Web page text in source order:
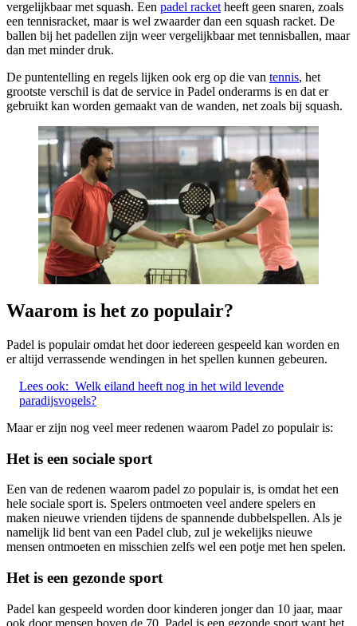
vergelijkbaar met squash. Een padel racket heeft geen snaren, zoals
een tennisracket, maar is wel zwaarder dan een squash racket. De
ballen bij het padellen zijn weer vergelijkbaar met tennisballen, maar
dan met minder druk.
De puntentelling en regels lijken ook erg op die van tennis, het
grootste verschil is dat de service in Padel onderarms is en dat er
gebruikt kan worden gemaakt van de wanden, net zoals bij squash.
Waarom is het zo populair?
Padel is populair omdat het door iedereen gespeeld kan worden en
er altijd verrassende wendingen in het spellen kunnen gebeuren.
Lees ook: Welk eiland heeft nog in het wild levende
paradijsvogels?
Maar er zijn nog veel meer redenen waarom Padel zo populair is:
Het is een sociale sport
Een van de redenen waarom padel zo populair is, is omdat het een
hele sociale sport is. Spelers ontmoeten veel andere spelers en
maken nieuwe vrienden tijdens de spannende dubbelspellen. Als je
namelijk lid bent van een Padel club, zul je wekelijks nieuwe
mensen ontmoeten en misschien zelfs wel een potje met hen spelen.
Het is een gezonde sport
Padel kan gespeeld worden door kinderen jonger dan 10 jaar, maar
ook door mensen boven de 70. Padel is een gezonde sport want het